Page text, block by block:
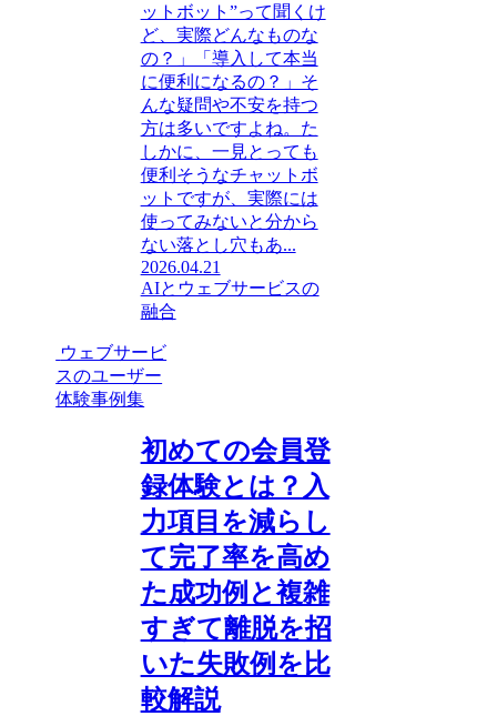
ットボット”って聞くけ
ど、実際どんなものな
の？」「導入して本当
に便利になるの？」そ
んな疑問や不安を持つ
方は多いですよね。た
しかに、一見とっても
便利そうなチャットボ
ットですが、実際には
使ってみないと分から
ない落とし穴もあ...
2026.04.21
AIとウェブサービスの
融合
ウェブサービ
スのユーザー
体験事例集
初めての会員登
録体験とは？入
力項目を減らし
て完了率を高め
た成功例と複雑
すぎて離脱を招
いた失敗例を比
較解説